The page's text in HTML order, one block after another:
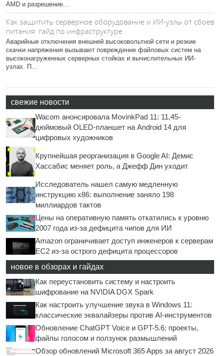
AMD и разрешение...
Как защитить серверное оборудование и ИИ-узлы от сбоев
питания: гайд по инфраструктуре
Аварийные отключения внешней высоковольтной сети и резкие
скачки напряжения вызывают повреждение файловых систем на
высоконагруженных серверных стойках и вычислительных ИИ-
узлах. П...
свежие новости
Wacom анонсировала MovinkPad 11: 11,45-
дюймовый OLED-планшет на Android 14 для
цифровых художников
Крупнейшая реорганизация в Google AI: Демис
Хассабис меняет роль, а Джефф Дин уходит
Исследователь нашел самую медленную
инструкцию x86: выполнение заняло 198
миллиардов тактов
Цены на оперативную память откатились к уровню
2007 года из-за дефицита чипов для ИИ
Amazon ограничивает доступ инженеров к серверам
EC2 из-за острого дефицита процессоров
новое в обзорах и гайдах
Как переустановить систему и настроить
шифрование на NVIDIA DGX Spark
Как настроить улучшение звука в Windows 11:
классические эквалайзеры против AI-инструментов
Обновление ChatGPT Voice и GPT-5.6: проекты,
файлы голосом и ползунок размышлений
Обзор обновлений Microsoft 365 Apps за август 2026